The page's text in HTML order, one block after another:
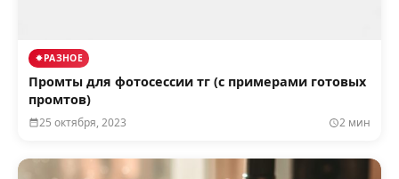
РАЗНОЕ
Промты для фотосессии тг (с примерами готовых
промтов)
25 октября, 2023 2 мин